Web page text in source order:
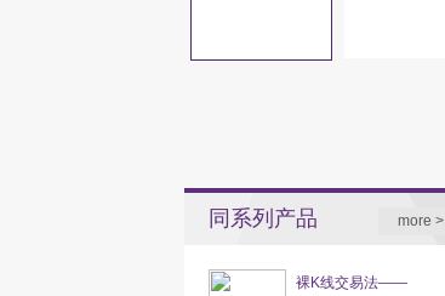
同系列产品 more >
裸K线交易法——